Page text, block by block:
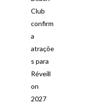
Club
confirm
a
atraçõe
s para
Réveill
on
2027